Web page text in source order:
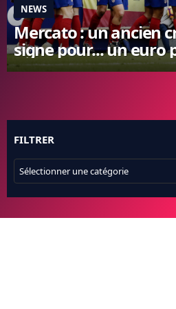
FC BARCELONE
MANCHESTER UNITED
CHELSEA
ARSENAL
NEWS
Mercato : un ancien
signe pour... un euro
FILTRER